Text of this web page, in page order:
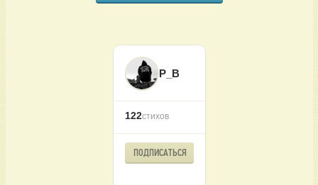
P_B
122стихов
ПОДПИСАТЬСЯ